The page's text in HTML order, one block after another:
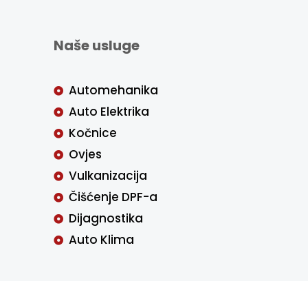
Naše usluge
Automehanika
Auto Elektrika
Kočnice
Ovjes
Vulkanizacija
Čišćenje DPF-a
Dijagnostika
Auto Klima